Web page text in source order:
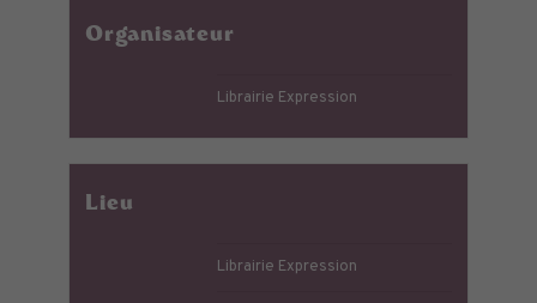
Organisateur
Librairie Expression
Lieu
Librairie Expression